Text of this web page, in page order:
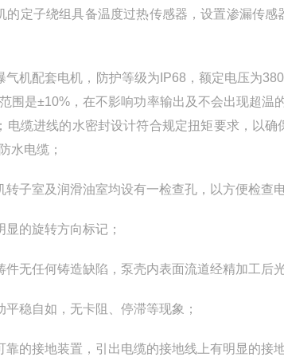
的定子绕组具备温度过热传感器，设置渗漏传
气机配套电机，防护等级为IP68，额定电压为
围是±10%，在不影响功率输出及不会出现超
电缆进线的水密封设计符合规定扭矩要求，以
水电缆；
转子室及润滑油室均设有一检查孔，以方便检查
的旋转方向标记；
件无任何铸造缺陷，泵壳内表面流道经精加工
平稳自如，无卡阻、停滞等现象；
靠的接地装置，引出电缆的接地线上有明显的接